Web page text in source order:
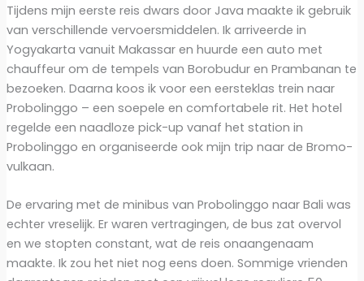
Tijdens mijn eerste reis dwars door Java maakte ik gebruik
van verschillende vervoersmiddelen. Ik arriveerde in
Yogyakarta vanuit Makassar en huurde een auto met
chauffeur om de tempels van Borobudur en Prambanan te
bezoeken. Daarna koos ik voor een eersteklas trein naar
Probolinggo – een soepele en comfortabele rit. Het hotel
regelde een naadloze pick-up vanaf het station in
Probolinggo en organiseerde ook mijn trip naar de Bromo-
vulkaan.
De ervaring met de minibus van Probolinggo naar Bali was
echter vreselijk. Er waren vertragingen, de bus zat overvol
en we stopten constant, wat de reis onaangenaam
maakte. Ik zou het niet nog eens doen. Sommige vrienden